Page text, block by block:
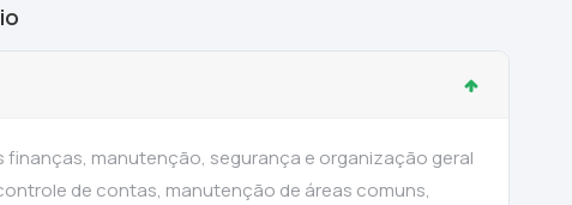
finanças, manutenção, segurança e organização geral
de contas, manutenção de áreas comuns,